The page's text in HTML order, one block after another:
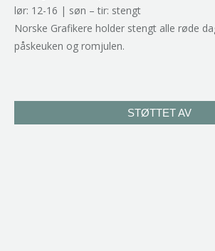
lør: 12-16 | søn – tir: stengt
Norske Grafikere holder stengt alle røde
påskeuken og romjulen.
STØTTET AV